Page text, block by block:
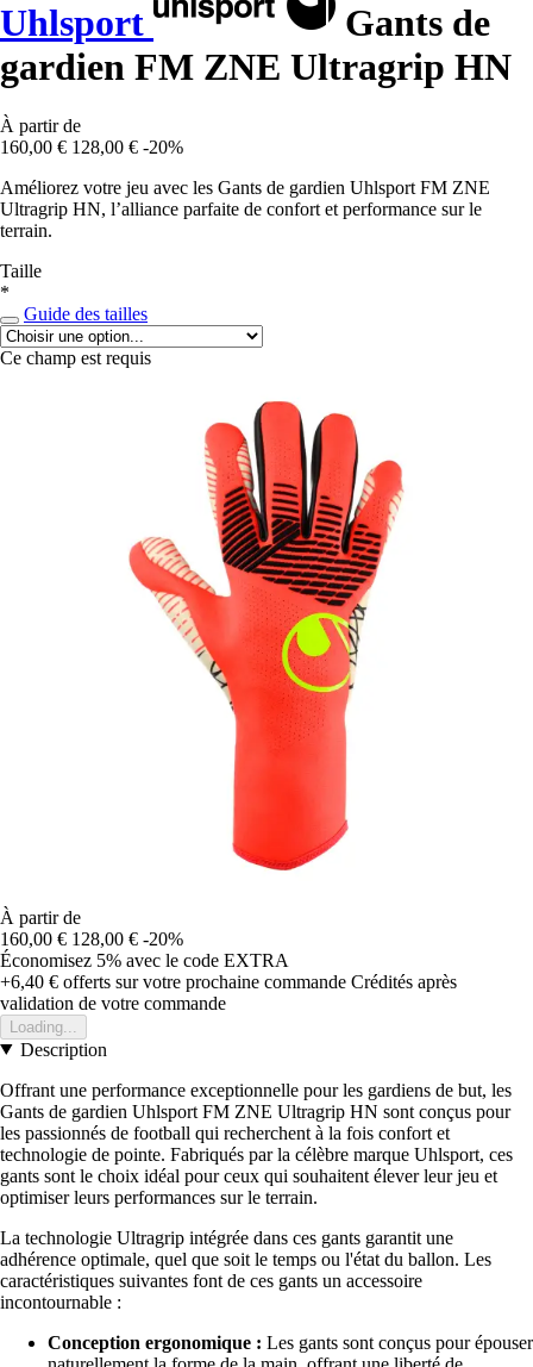
Uhlsport
Gants de
gardien FM ZNE Ultragrip HN
À partir de
160,00 € 128,00 € -20%
Améliorez votre jeu avec les Gants de gardien Uhlsport FM ZNE
Ultragrip HN, l’alliance parfaite de confort et performance sur le
terrain.
Taille
*
Guide des tailles
Ce champ est requis
À partir de
160,00 € 128,00 € -20%
Économisez 5% avec le code EXTRA
+6,40 € offerts sur votre prochaine commande Crédités après
validation de votre commande
Loading...
Description
Offrant une performance exceptionnelle pour les gardiens de but, les
Gants de gardien Uhlsport FM ZNE Ultragrip HN sont conçus pour
les passionnés de football qui recherchent à la fois confort et
technologie de pointe. Fabriqués par la célèbre marque Uhlsport, ces
gants sont le choix idéal pour ceux qui souhaitent élever leur jeu et
optimiser leurs performances sur le terrain.
La technologie Ultragrip intégrée dans ces gants garantit une
adhérence optimale, quel que soit le temps ou l'état du ballon. Les
caractéristiques suivantes font de ces gants un accessoire
incontournable :
Conception ergonomique : Les gants sont conçus pour épouser